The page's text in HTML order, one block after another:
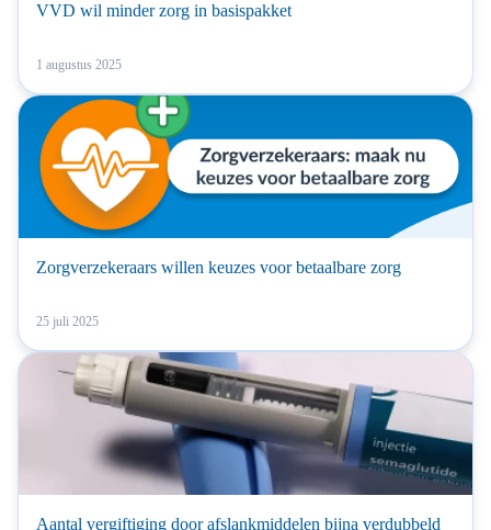
VVD wil minder zorg in basispakket
1 augustus 2025
Zorgverzekeraars willen keuzes voor betaalbare zorg
25 juli 2025
Aantal vergiftiging door afslankmiddelen bijna verdubbeld